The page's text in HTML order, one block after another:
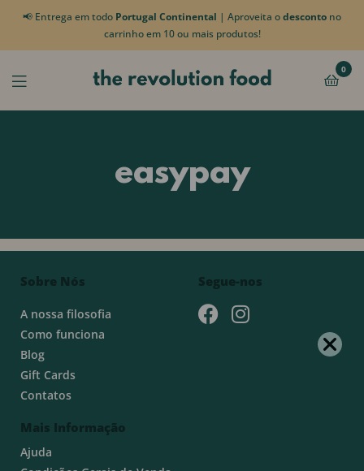
📢 Entrega em todo Portugal Continental | Aproveita odesconto no
carrinho em 10 ou mais produtos!
0
easypay
Sobre Nós
A nossa filosofia
Como funciona
Blog
Gift Cards
Contatos
Mais Informação
Ajuda
Segue-nos